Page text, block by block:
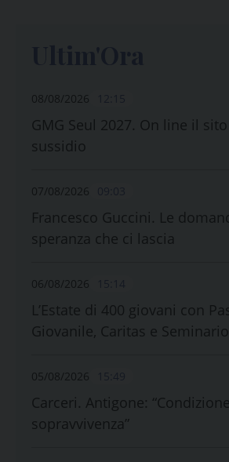
08/08/2026
GMG Seul 2027. On line il
sussidio
07/08/2026
Francesco Guccini. Le
speranza che ci lascia
06/08/2026
L’Estate di 400 giovani con
Giovanile, Caritas e
05/08/2026
Carceri. Antigone:
sopravvivenza”